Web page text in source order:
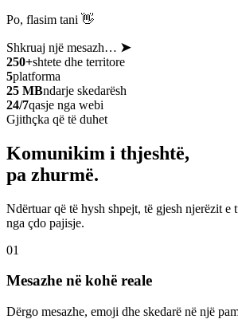
Po, flasim tani 👋
Shkruaj një mesazh… ➤
250+shtete dhe territore
5platforma
25 MBndarje skedarësh
24/7qasje nga webi
Gjithçka që të duhet
Komunikim i thjeshtë,
pa zhurmë.
Ndërtuar që të hysh shpejt, të gjesh njerëzit e
nga çdo pajisje.
01
Mesazhe në kohë reale
Dërgo mesazhe, emoji dhe skedarë në një